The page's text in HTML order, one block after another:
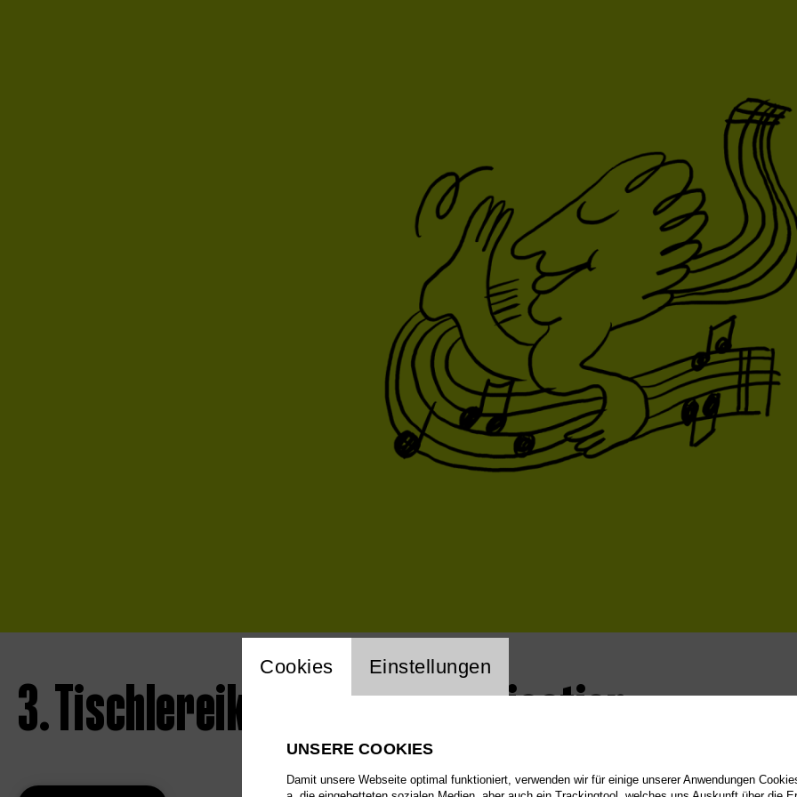
3. Tischlereikonzert – Improvisation
Einstellung Website Cookie
Cookies Einstellungen
UNSERE COOKIES
Damit unsere Webseite optimal funktioniert, verwenden wir für einige unserer Anwendungen